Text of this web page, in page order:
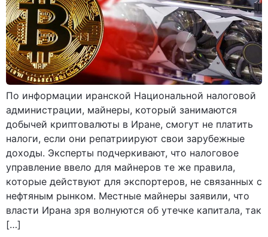
По информации иранской Национальной налоговой
администрации, майнеры, который занимаются
добычей криптовалюты в Иране, смогут не платить
налоги, если они репатриируют свои зарубежные
доходы. Эксперты подчеркивают, что налоговое
управление ввело для майнеров те же правила,
которые действуют для экспортеров, не связанных с
нефтяным рынком. Местные майнеры заявили, что
власти Ирана зря волнуются об утечке капитала, так
[…]